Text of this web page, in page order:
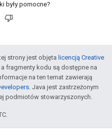
były pomocne?
strony jest objęta licencją Creative
a fragmenty kodu są dostępne na
na ten temat zawierają
. Java jest zastrzeżonym
podmiotów stowarzyszonych.